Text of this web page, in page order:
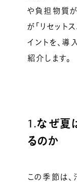
や負担物質
が「リセット
イントを、導
紹介します。
1.なぜ夏
るのか
この季節は